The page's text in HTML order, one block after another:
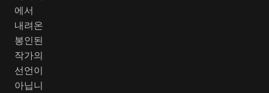
에서
내려온
봉인된
작가의
선언이
아닙니